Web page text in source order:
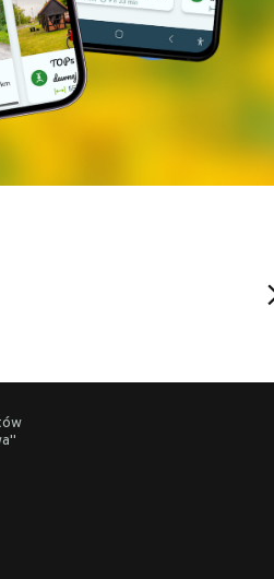
Hatzfeldta w kościele św.
fot. Marta Kamińska
Śląsku platan klonolistny -
1995 r. w Budziczu (gm.
Marta Kamińska